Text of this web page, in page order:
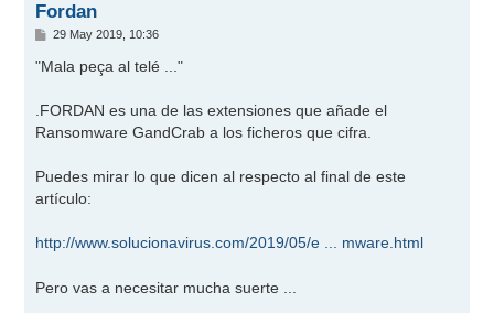
Fordan
M
n
s
j
e
29 May 2019, 10:36
"Mala peça al telé ..."
.FORDAN es una de las extensiones que añade el
Ransomware GandCrab a los ficheros que cifra.
Puedes mirar lo que dicen al respecto al final de este
artículo:
http://www.solucionavirus.com/2019/05/e ... mware.html
Pero vas a necesitar mucha suerte ...